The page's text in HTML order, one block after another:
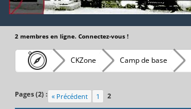
2 membres en ligne. Connectez-vous !
CKZone Camp de base
Pages (2) : « Précédent 1 2